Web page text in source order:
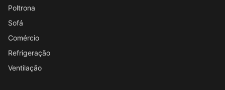
Poltrona
Sofá
Comércio
Refrigeração
Ventilação